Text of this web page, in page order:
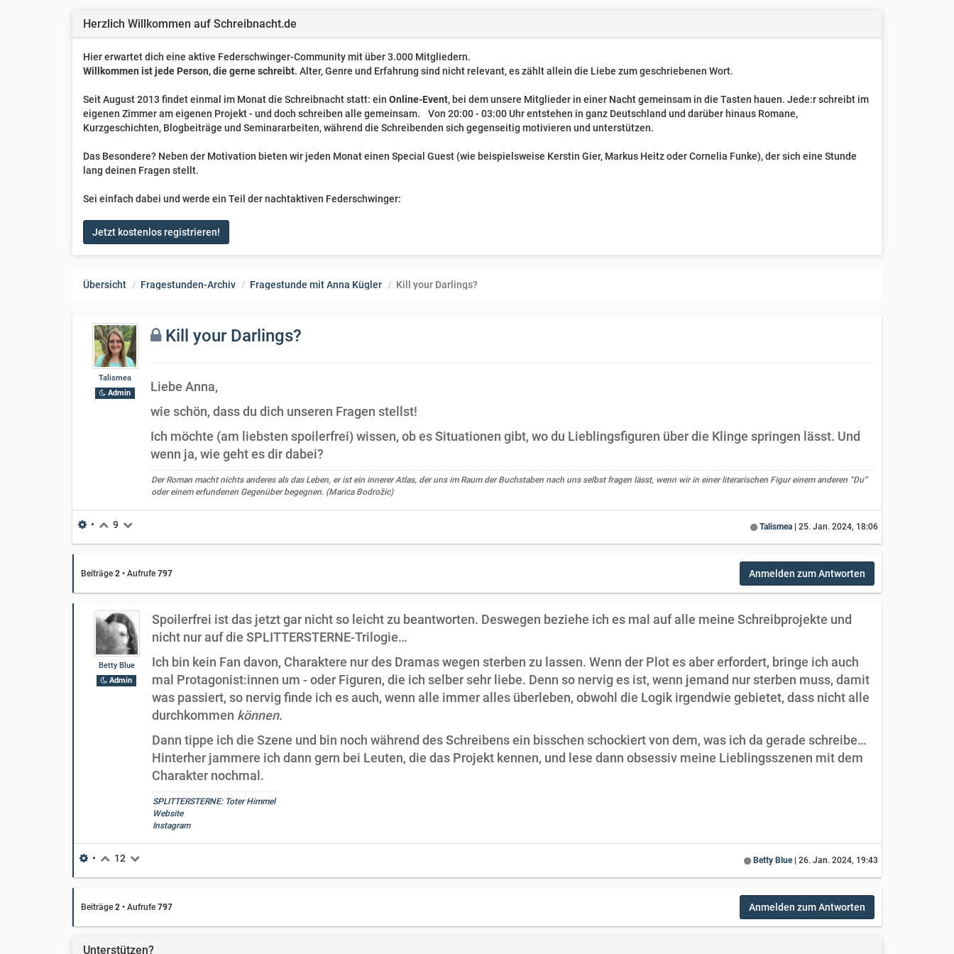
Herzlich Willkommen auf Schreibnacht.de
Hier erwartet dich eine aktive Federschwinger-Community mit über 3.000 Mitgliedern.
Willkommen ist jede Person, die gerne schreibt. Alter, Genre und Erfahrung sind nicht relevant, es zählt allein die Liebe zum geschriebenen Wort.
Seit August 2013 findet einmal im Monat die Schreibnacht statt: ein Online-Event, bei dem unsere Mitglieder in einer Nacht gemeinsam in die Tasten hauen. Jede:r schreibt im
eigenen Zimmer am eigenen Projekt - und doch schreiben alle gemeinsam. Von 20:00 - 03:00 Uhr entstehen in ganz Deutschland und darüber hinaus Romane,
Kurzgeschichten, Blogbeiträge und Seminararbeiten, während die Schreibenden sich gegenseitig motivieren und unterstützen.
Das Besondere? Neben der Motivation bieten wir jeden Monat einen Special Guest (wie beispielsweise Kerstin Gier, Markus Heitz oder Cornelia Funke), der sich eine Stunde
lang deinen Fragen stellt.
Sei einfach dabei und werde ein Teil der nachtaktiven Federschwinger:
Jetzt kostenlos registrieren!
Übersicht Fragestunden-Archiv Fragestunde mit Anna Kügler Kill your Darlings?
Talismea
Admin
Kill your Darlings?
Liebe Anna,
wie schön, dass du dich unseren Fragen stellst!
Ich möchte (am liebsten spoilerfrei) wissen, ob es Situationen gibt, wo du Lieblingsfiguren über die Klinge springen lässt. Und
wenn ja, wie geht es dir dabei?
Der Roman macht nichts anderes als das Leben, er ist ein innerer Atlas, der uns im Raum der Buchstaben nach uns selbst fragen lässt, wenn wir in einer literarischen Figur einem anderen “Du”
oder einem erfundenen Gegenüber begegnen. (Marica Bodrožic)
Talismea 25. Jan. 2024, 18:06
• 9
Beiträge 2 • Aufrufe 797 Anmelden zum Antworten
Betty Blue
Admin
Spoilerfrei ist das jetzt gar nicht so leicht zu beantworten. Deswegen beziehe ich es mal auf alle meine Schreibprojekte und
nicht nur auf die SPLITTERSTERNE-Trilogie…
Ich bin kein Fan davon, Charaktere nur des Dramas wegen sterben zu lassen. Wenn der Plot es aber erfordert, bringe ich auch
mal Protagonist:innen um - oder Figuren, die ich selber sehr liebe. Denn so nervig es ist, wenn jemand nur sterben muss, damit
was passiert, so nervig finde ich es auch, wenn alle immer alles überleben, obwohl die Logik irgendwie gebietet, dass nicht alle
durchkommen können.
Dann tippe ich die Szene und bin noch während des Schreibens ein bisschen schockiert von dem, was ich da gerade schreibe…
Hinterher jammere ich dann gern bei Leuten, die das Projekt kennen, und lese dann obsessiv meine Lieblingsszenen mit dem
Charakter nochmal.
SPLITTERSTERNE: Toter Himmel
Website
Instagram
Betty Blue| 26. Jan. 2024, 19:43
• 12
Beiträge 2 • Aufrufe 797 Anmelden zum Antworten
Unterstützen?